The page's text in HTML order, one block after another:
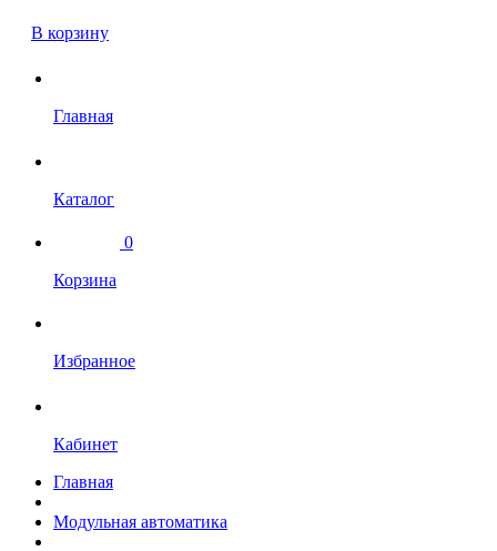
В корзину
Главная
Каталог
0
Корзина
Избранное
Кабинет
Главная
Модульная автоматика